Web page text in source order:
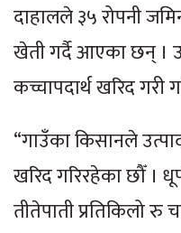
दाहालले ३५ रोपनी
खेती गर्दै आएका छन् ।
कच्चापदार्थ खरिद गरी
“गाउँका किसानले
खरिद गरिरहेका छौँ ।
तीतेपाती प्रतिकिलो रु